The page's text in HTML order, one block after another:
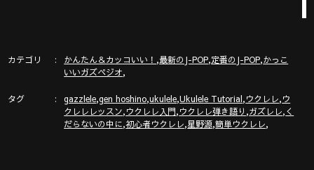
https://www.youtube.com/channel/UC8YUGZF76p-
GD_HKq_ZQRHA
カテゴリ かんたん＆カッコいい！ ,最新のJ-POP,定番のJ-POP,かっこ
いいガズペジオ,
タグ gazzlele,gen hoshino,ukulele,Ukulele Tutorial,ウクレレ,ウ
クレレレッスン,ウクレレ入門,ウクレレ弾き語り ,ガズレレ,く
だらないの中に,初心者ウクレレ,星野源,簡単ウクレレ,